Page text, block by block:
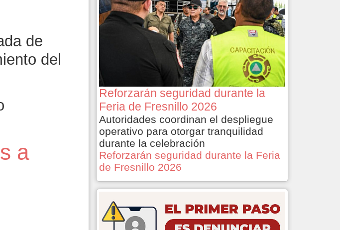
de
del
a
Reforzarán seguridad durante la
Feria de Fresnillo 2026
Autoridades coordinan el despliegue
operativo para otorgar tranquilidad
durante la celebración
Reforzarán seguridad durante la Feria
de Fresnillo 2026